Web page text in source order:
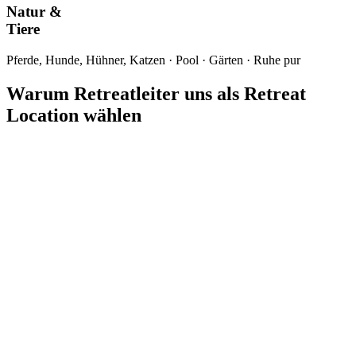
Natur &
Tiere
Pferde, Hunde, Hühner, Katzen · Pool · Gärten · Ruhe pur
Warum Retreatleiter uns als Retreat
Location wählen